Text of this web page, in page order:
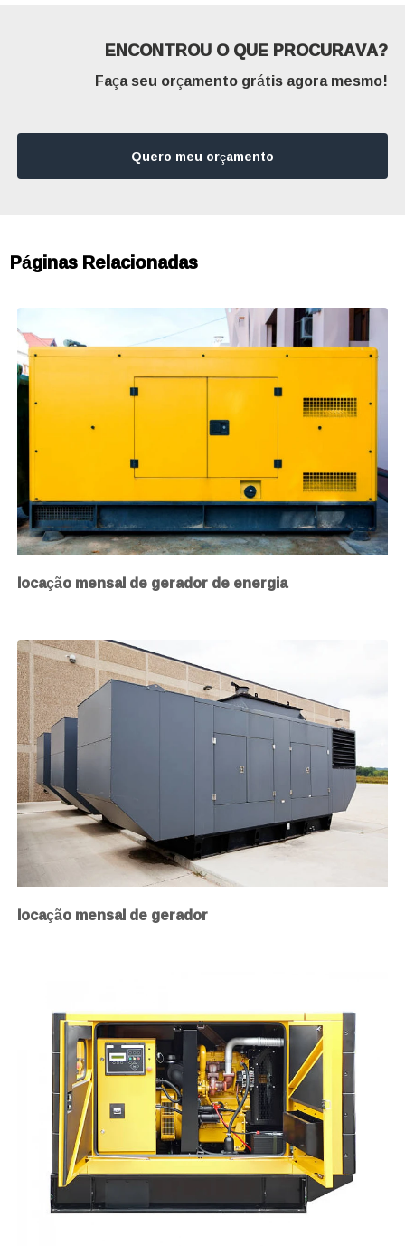
ENCONTROU O QUE PROCURAVA?
Faça seu orçamento grátis agora mesmo!
Quero meu orçamento
Páginas Relacionadas
locação mensal de gerador de energia
locação mensal de gerador